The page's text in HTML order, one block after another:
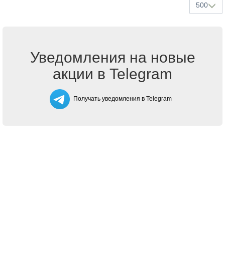
500
Уведомления на новые
акции в Telegram
Получать уведомления в Telegram